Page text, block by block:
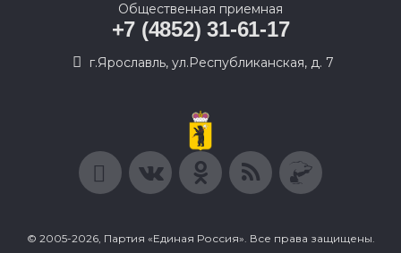
Общественная приемная
+7 (4852) 31-61-17
г.Ярославль, ул.Республиканская, д. 7
© 2005-2026, Партия «Единая Россия». Все права защищены.